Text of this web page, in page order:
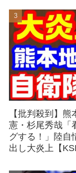
【批判殺到】
憲・杉尾秀哉「
グする！」陸自
出し大炎上【